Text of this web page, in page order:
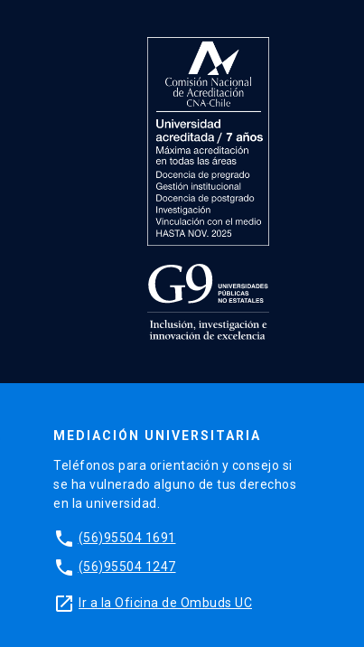
MEDIACIÓN UNIVERSITARIA
Teléfonos para orientación y consejo si
se ha vulnerado alguno de tus derechos
en la universidad.
phone (56)95504 1691
phone (56)95504 1247
launch Ir a la Oficina de Ombuds UC